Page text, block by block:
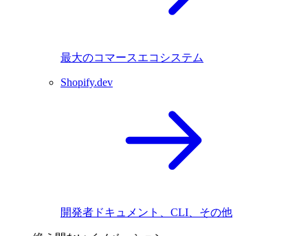
最大のコマースエコシステム
Shopify.dev
開発者ドキュメント、CLI、その他